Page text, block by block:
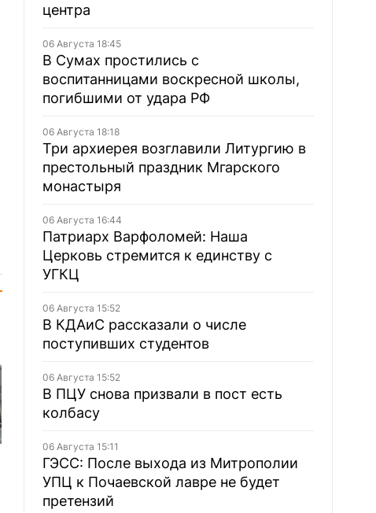
центра
06 Августа 18:45
В Сумах простились с
воспитанницами воскресной школы,
погибшими от удара РФ
06 Августа 18:18
Три архиерея возглавили Литургию в
престольный праздник Мгарского
монастыря
06 Августа 16:44
Патриарх Варфоломей: Наша
Церковь стремится к единству с
УГКЦ
06 Августа 15:52
В КДАиС рассказали о числе
поступивших студентов
06 Августа 15:52
В ПЦУ снова призвали в пост есть
колбасу
06 Августа 15:11
ГЭСС: После выхода из Митрополии
УПЦ к Почаевской лавре не будет
претензий